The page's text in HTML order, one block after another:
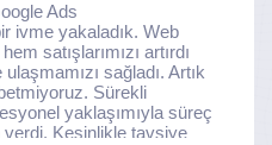
Ads
ivme yakaladık. Web
satışlarımızı artırdı
sağladı. Artık
Sürekli
yaklaşımıyla süreç
Kesinlikle tavsiye